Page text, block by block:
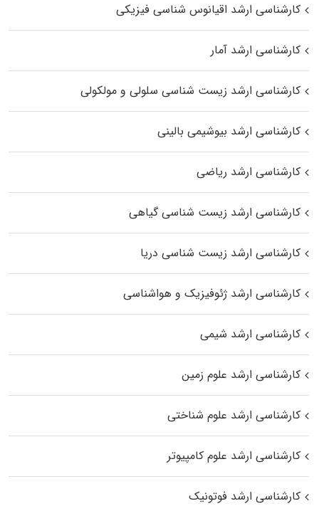
کارشناسی ارشد اقیانوس‌ شناسی فیزیکی
کارشناسی ارشد آمار
کارشناسی ارشد زیست شناسی سلولی و مولکولی
کارشناسی ارشد بیوشیمی بالینی
کارشناسی ارشد ریاضی
کارشناسی ارشد زیست‌ شناسی گیاهی
کارشناسی ارشد زیست‌ شناسی دریا
کارشناسی ارشد ژئوفیزیک و هواشناسی
کارشناسی ارشد شیمی
کارشناسی ارشد علوم زمین
کارشناسی ارشد علوم شناختی
کارشناسی ارشد علوم کامپیوتر
کارشناسی ارشد فوتونیک